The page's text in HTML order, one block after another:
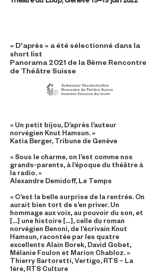
« D'après » a été sélectionné dans la
short list
Panorama 2021 de la 8ème Rencontre
de Théâtre Suisse
« Un petit bijou, D’après l’auteur
norvégien Knut Hamsun. »
Katia Berger, Tribune de Genève
« Sous le charme, on l’est comme nos
grands-parents, à l’époque du théâtre à
la radio. »
Alexandre Demidoff, Le Temps
« C’est la belle surprise de la rentrée. On
aurait bien tort de s’en priver. Un
hommage aux voix, au pouvoir du son, et
[…] une histoire […], celle du roman
norvégien Benoni, de l’écrivain Knut
Hamsun, racontée par les quatre
excellents Alain Borek, David Gobet,
Mélanie Foulon et Marion Chabloz. »
Thierry Sartoretti, Vertigo, RTS – La
1ère, RTS Culture